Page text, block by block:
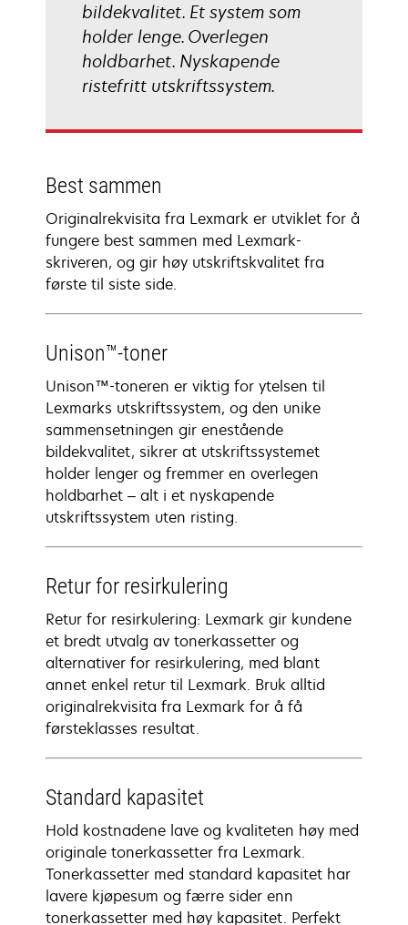
bildekvalitet. Et system som
holder lenge. Overlegen
holdbarhet. Nyskapende
ristefritt utskriftssystem.
Best sammen
Originalrekvisita fra Lexmark er utviklet for å
fungere best sammen med Lexmark-
skriveren, og gir høy utskriftskvalitet fra
første til siste side.
Unison™-toner
Unison™-toneren er viktig for ytelsen til
Lexmarks utskriftssystem, og den unike
sammensetningen gir enestående
bildekvalitet, sikrer at utskriftssystemet
holder lenger og fremmer en overlegen
holdbarhet – alt i et nyskapende
utskriftssystem uten risting.
Retur for resirkulering
Retur for resirkulering: Lexmark gir kundene
et bredt utvalg av tonerkassetter og
alternativer for resirkulering, med blant
annet enkel retur til Lexmark. Bruk alltid
originalrekvisita fra Lexmark for å få
førsteklasses resultat.
Standard kapasitet
Hold kostnadene lave og kvaliteten høy med
originale tonerkassetter fra Lexmark.
Tonerkassetter med standard kapasitet har
lavere kjøpesum og færre sider enn
tonerkassetter med høy kapasitet. Perfekt